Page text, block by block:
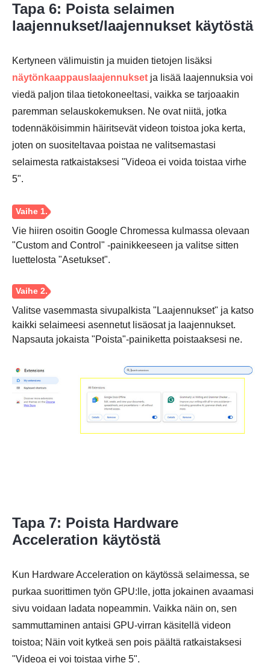
Vaihe 2.
Tapa 6: Poista selaimen
laajennukset/laajennukset käytöstä
Kertyneen välimuistin ja muiden tietojen lisäksi
näytönkaappauslaajennukset ja lisää laajennuksia voi
viedä paljon tilaa tietokoneeltasi, vaikka se tarjoaakin
paremman selauskokemuksen. Ne ovat niitä, jotka
todennäköisimmin häiritsevät videon toistoa joka kerta,
joten on suositeltavaa poistaa ne valitsemastasi
selaimesta ratkaistaksesi "Videoa ei voida toistaa virhe
5".
Vie hiiren osoitin Google Chromessa kulmassa olevaan
"Custom and Control" -painikkeeseen ja valitse sitten
luettelosta "Asetukset".
Valitse vasemmasta sivupalkista "Laajennukset" ja katso
kaikki selaimeesi asennetut lisäosat ja laajennukset.
Napsauta jokaista "Poista"-painiketta poistaaksesi ne.
Tapa 7: Poista Hardware
Acceleration käytöstä
Kun Hardware Acceleration on käytössä selaimessa, se
purkaa suorittimen työn GPU:lle, jotta jokainen avaamasi
sivu voidaan ladata nopeammin. Vaikka näin on, sen
sammuttaminen antaisi GPU-virran käsitellä videon
toistoa; Näin voit kytkeä sen pois päältä ratkaistaksesi
"Videoa ei voi toistaa virhe 5".